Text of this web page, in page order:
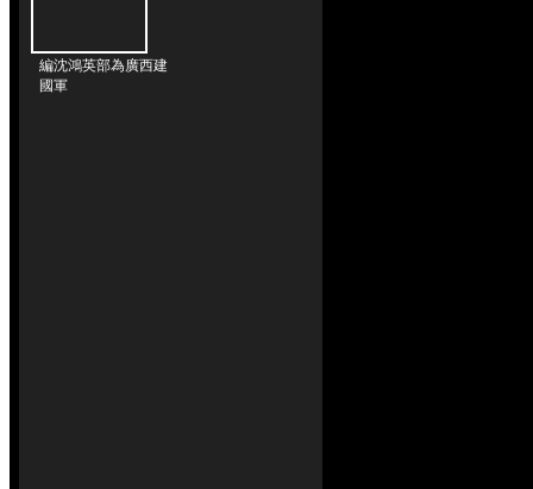
編沈鴻英部為廣西建
國軍